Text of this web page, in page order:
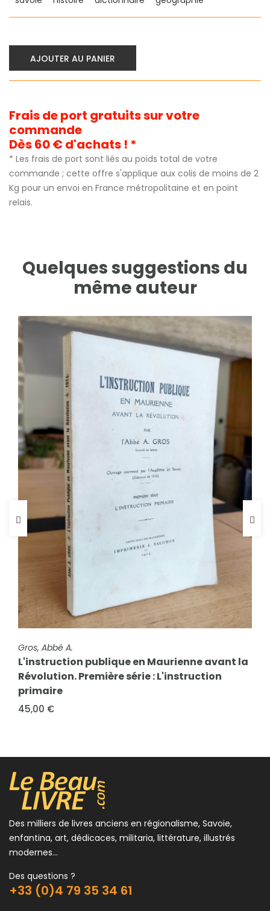
AJOUTER AU PANIER
Frais de port gratuits sur votre
commande
Dès 60 € d'achats ! *
* Les frais de port sont liés au poids total de votre
commande ; cette offre s'applique aux colis de moins de 2
Kg pour un envoi en France métropolitaine et en point
relais.
Quelques suggestions du
même auteur
FICHE COMPLÈTE
Gros, Abbé A.
L'instruction publique en Maurienne avant la
Révolution. Première série : L'instruction
primaire
45,00 €
FICHE COMPLÈTE
Gros, Chanoines Louis & Gros, Chanoines Adolphe
Histoire de Maurienne (6 volumes)
135,00 €
Des milliers de livres anciens en régionalisme, Savoie,
enfantina, art, dédicaces, militaria, littérature, illustrés
modernes...
Des questions ?
+33 (0)4 79 35 34 61